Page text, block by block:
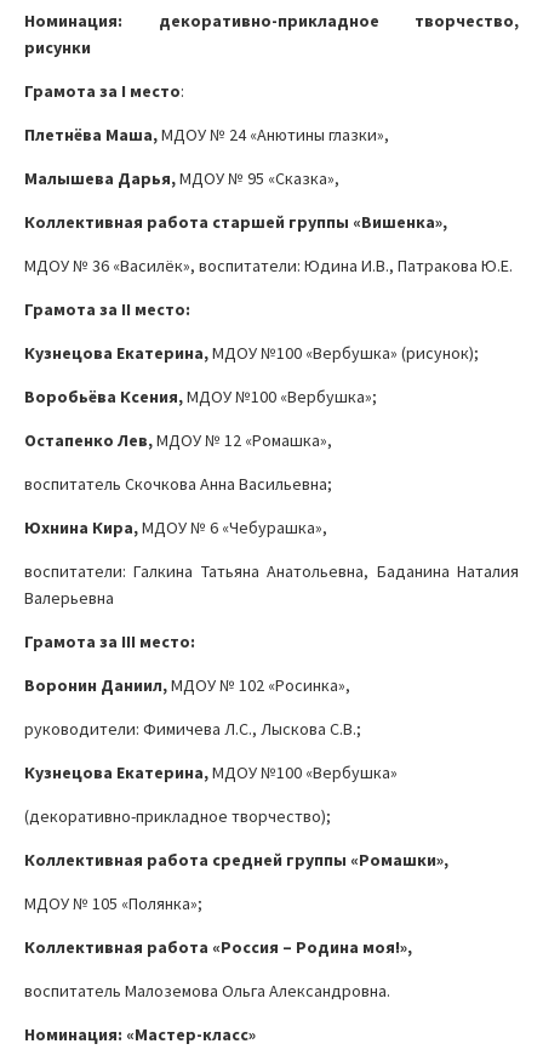
Номинация: декоративно-прикладное творчество,
рисунки
Грамота за I место:
Плетнёва Маша,МДОУ № 24 «Анютины глазки»,
Малышева Дарья,МДОУ № 95 «Сказка»,
Коллективная работа старшей группы «Вишенка»,
МДОУ № 36 «Василёк», воспитатели: Юдина И.В., Патракова Ю.Е.
Грамота за II место:
Кузнецова Екатерина,МДОУ №100 «Вербушка» (рисунок);
Воробьёва Ксения,МДОУ №100 «Вербушка»;
Остапенко Лев,МДОУ № 12 «Ромашка»,
воспитатель Скочкова Анна Васильевна;
Юхнина Кира,МДОУ № 6 «Чебурашка»,
воспитатели: Галкина Татьяна Анатольевна, Баданина Наталия
Валерьевна
Грамота за III место:
Воронин Даниил,МДОУ № 102 «Росинка»,
руководители: Фимичева Л.С., Лыскова С.В.;
Кузнецова Екатерина,МДОУ №100 «Вербушка»
(декоративно-прикладное творчество);
Коллективная работа средней группы «Ромашки»,
МДОУ № 105 «Полянка»;
Коллективная работа «Россия – Родина моя!»,
воспитатель Малоземова Ольга Александровна.
Номинация: «Мастер-класс»